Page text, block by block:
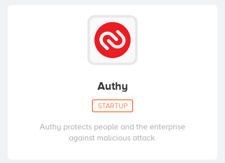
Authy
STARTUP
Authy protects people and the enterprise
against malicious attack.